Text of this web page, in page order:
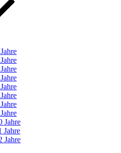
Jahre
Jahre
Jahre